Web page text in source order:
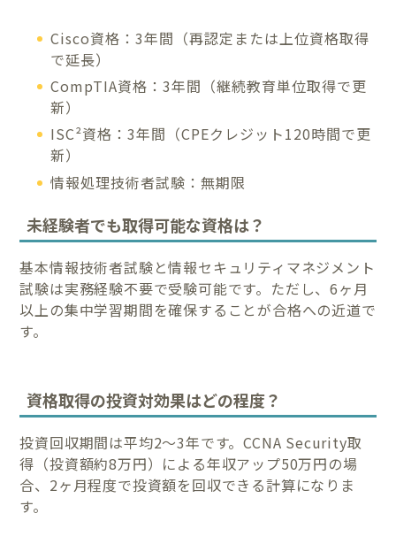
Cisco資格：3年間（再認定または上位資格取得
で延長）
CompTIA資格：3年間（継続教育単位取得で更
新）
ISC²資格：3年間（CPEクレジット120時間で更
新）
情報処理技術者試験：無期限
未経験者でも取得可能な資格は？
基本情報技術者試験と情報セキュリティマネジメント
試験は実務経験不要で受験可能です。ただし、6ヶ月
以上の集中学習期間を確保することが合格への近道で
す。
資格取得の投資対効果はどの程度？
投資回収期間は平均2〜3年です。CCNA Security取
得（投資額約8万円）による年収アップ50万円の場
合、2ヶ月程度で投資額を回収できる計算になりま
す。